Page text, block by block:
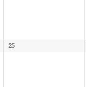
25